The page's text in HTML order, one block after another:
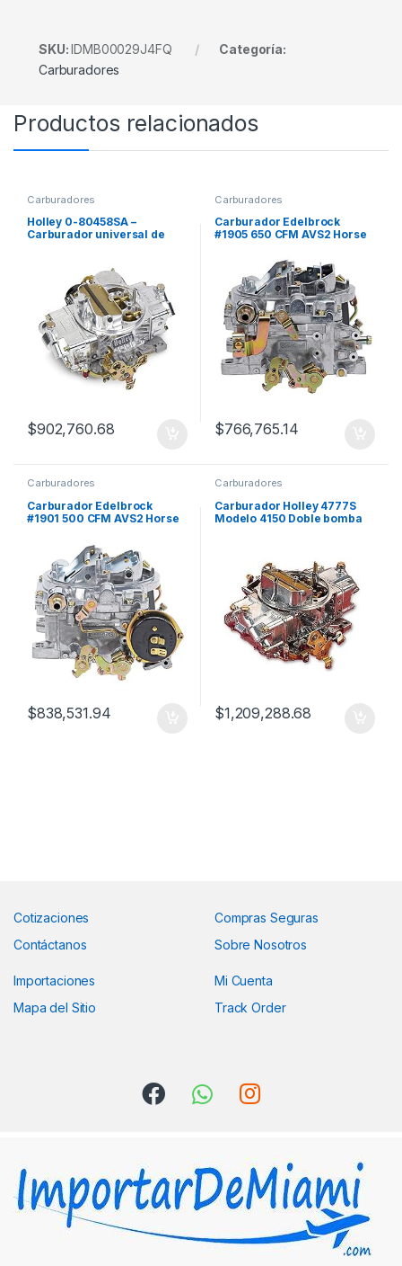
SKU:IDMB00029J4FQ
Categoría:
Carburadores
Productos relacionados
Carburadores
Holley 0-80458SA –
Carburador universal de
$902,760.68
Carburadores
Carburador Edelbrock
#1905 650 CFM AVS2 Horse
$766,765.14
Carburadores
Carburador Edelbrock
#1901 500 CFM AVS2 Horse
$838,531.94
Carburadores
Carburador Holley 4777S
Modelo 4150 Doble bomba
$1,209,288.68
Cotizaciones
Contáctanos
Compras Seguras
Sobre Nosotros
Importaciones
Mapa del Sitio
Mi Cuenta
Track Order